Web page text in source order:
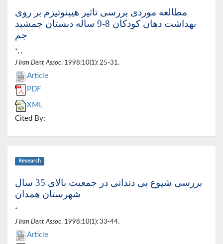
مطالعه موردی بررسی تاثیر هیپنوتیزم بر روی
بهداشت دهان کودکان 8-9 ساله دبستان جمشید
جم
*, ,
J Iran Dent Assoc. 1998;10(1): 25-31.
Article
PDF
XML
Cited By:
Research
بررسی شیوع بی دندانی در جمعیت بالای 35 سال
شهرستان همدان
*
J Iran Dent Assoc. 1998;10(1): 33-44.
Article